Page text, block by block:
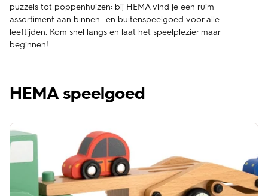
puzzels tot poppenhuizen: bij HEMA vind je een ruim
assortiment aan binnen- en buitenspeelgoed voor alle
leeftijden. Kom snel langs en laat het speelplezier maar
beginnen!
HEMA speelgoed